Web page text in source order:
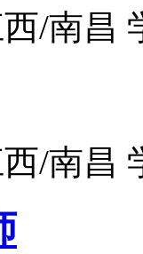
/南昌
/南昌